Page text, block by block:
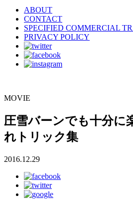
ABOUT
CONTACT
SPECIFIED COMMERCIAL
PRIVACY POLICY
MOVIE
圧雪バーンでも十分に
れトリック集
2016.12.29